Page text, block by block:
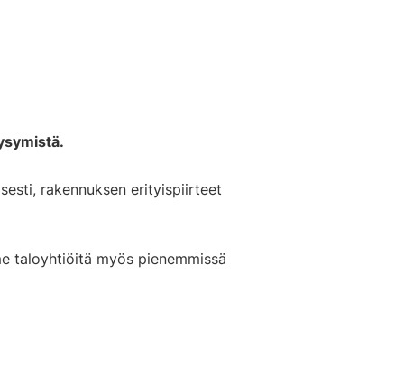
rakennuksen erityispiirteet
taloyhtiöitä myös pienemmissä